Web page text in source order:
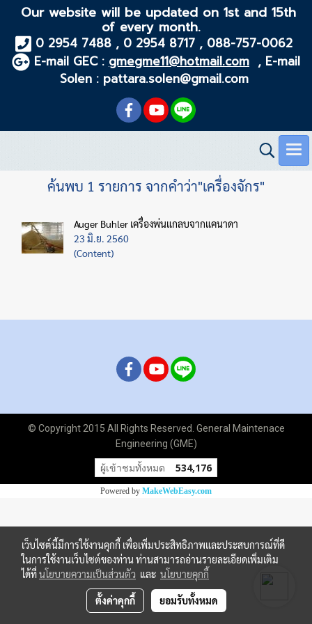
Our website will be updated on 1st and 15th
of every month.
0 2954 7488 , 0 2954 8717 , 088-757-0062
E-mail GEC : gmegme11@hotmail.com , E-mail
Solen : pattara.solen@gmail.com
ค้นพบ 1 รายการ จากคำว่า"เครื่องจักร"
Auger Buhler เครื่องพ่นแกลบจากแคนาดา
23 มิ.ย. 2560
(Content)
© Copyright 2015 All Rights Reserved. General Maintenace
Engineering (GME)
ผู้เข้าชมทั้งหมด 534,176
Powered by MakeWebEasy.com
เว็บไซต์นี้มีการใช้งานคุกกี้ เพื่อเพิ่มประสิทธิภาพและประสบการณ์ที่ดี
ในการใช้งานเว็บไซต์ของท่าน ท่านสามารถอ่านรายละเอียดเพิ่มเติม
ได้ที่นโยบายความเป็นส่วนตัว และ นโยบายคุกกี้
ตั้งค่าคุกกี้ ยอมรับทั้งหมด